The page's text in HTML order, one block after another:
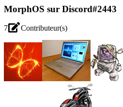
MorphOS sur Discord#2443
7 Contributeur(s)